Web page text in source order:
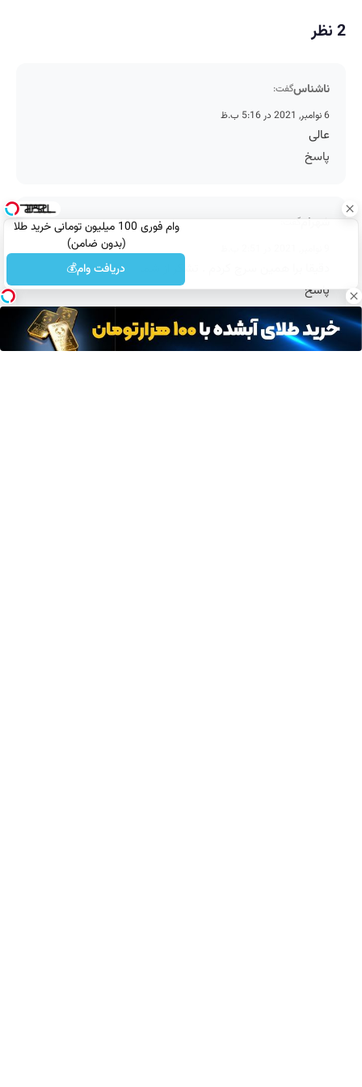
وام فوری 100 میلیون تومانی خرید طلا
(بدون ضامن)
دریافت وام💰
2 نظر
ناشناسگفت:
6 نوامبر, 2021 در 5:16 ب.ظ
عالی
پاسخ
شهرام گفت:
پاسخ
دیدگاهتان را بنویسید